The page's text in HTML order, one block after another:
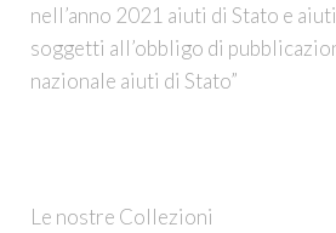
nell’anno 2021 aiuti di Stato e
soggetti all’obbligo di
nazionale aiuti di Stato”
Le nostre Collezioni